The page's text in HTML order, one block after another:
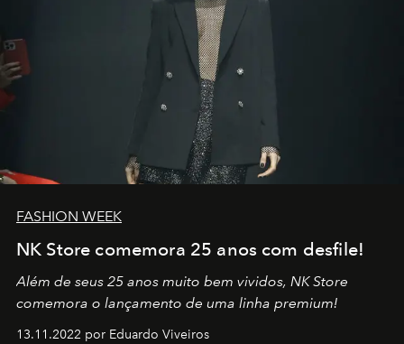
FASHION WEEK
NK Store comemora 25 anos com desfile!
Além de seus 25 anos muito bem vividos, NK Store
comemora o lançamento de uma linha premium!
13.11.2022 por Eduardo Viveiros